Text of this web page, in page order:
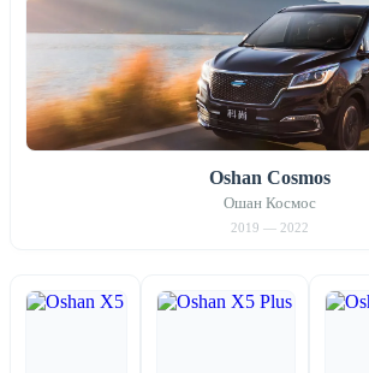
Oshan Cosmos
Ошан Космос
2019 — 2022